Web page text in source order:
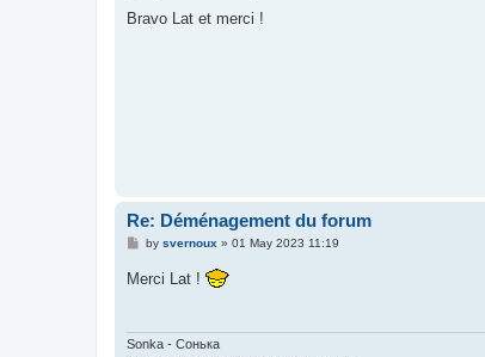
s
Bravo Lat et merci !
Re: Déménagement du forum
P
t
by svernoux » 01 May 2023 11:19
Merci Lat !
Sonka - Сонька